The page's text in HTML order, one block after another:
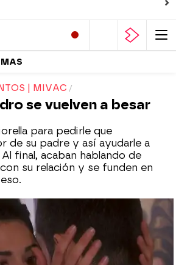
| MIVAC
se vuelven a besar
para pedirle que
de su padre y así ayudarle a
final, acaban hablando de
su relación y se funden en